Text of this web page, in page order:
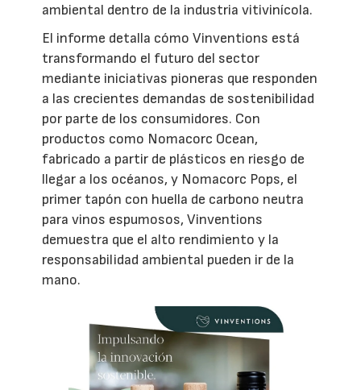
ambiental dentro de la industria vitivinícola.
El informe detalla cómo Vinventions está
transformando el futuro del sector
mediante iniciativas pioneras que responden
a las crecientes demandas de sostenibilidad
por parte de los consumidores. Con
productos como Nomacorc Ocean,
fabricado a partir de plásticos en riesgo de
llegar a los océanos, y Nomacorc Pops, el
primer tapón con huella de carbono neutra
para vinos espumosos, Vinventions
demuestra que el alto rendimiento y la
responsabilidad ambiental pueden ir de la
mano.